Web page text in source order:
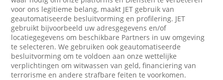
voor ons legitieme belang, maakt JET gebruik van
geautomatiseerde besluitvorming en profilering. JET
gebruikt bijvoorbeeld uw adresgegevens en/of
locatiegegevens om beschikbare Partners in uw omgeving
te selecteren. We gebruiken ook geautomatiseerde
besluitvorming om te voldoen aan onze wettelijke
verplichtingen om witwassen van geld, financiering van
terrorisme en andere strafbare feiten te voorkomen.